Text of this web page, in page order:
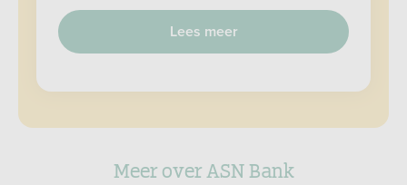
Lees meer
Meer over ASN Bank